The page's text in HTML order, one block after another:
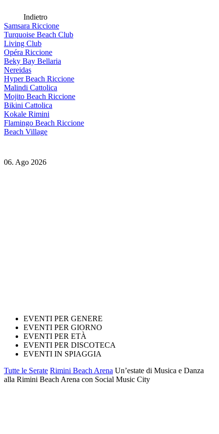
Indietro
Samsara Riccione
Turquoise Beach Club
Living Club
Opéra Riccione
Beky Bay Bellaria
Nereidas
Hyper Beach Riccione
Malindi Cattolica
Mojito Beach Riccione
Bikini Cattolica
Kokale Rimini
Flamingo Beach Riccione
Beach Village
06. Ago 2026
EVENTI PER GENERE
EVENTI PER GIORNO
EVENTI PER ETÀ
EVENTI PER DISCOTECA
EVENTI IN SPIAGGIA
Tutte le Serate Rimini Beach Arena Un’estate di Musica e Danza
alla Rimini Beach Arena con Social Music City